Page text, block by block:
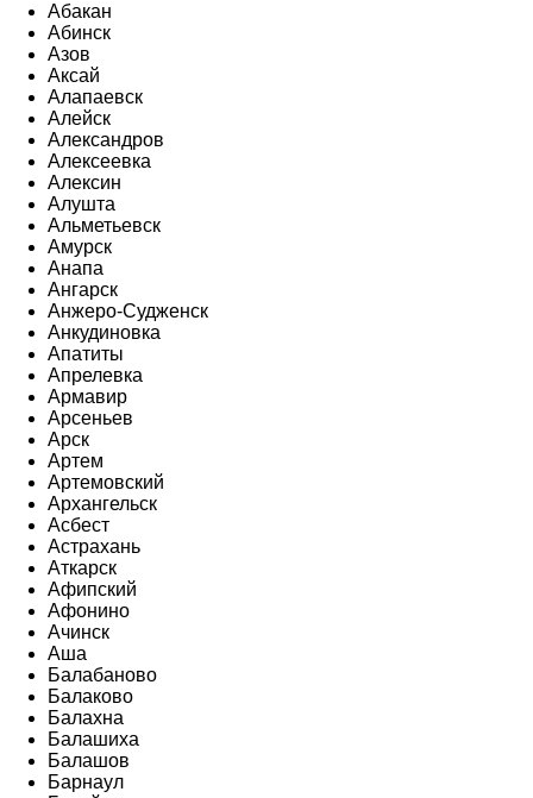
Абакан
Абинск
Азов
Аксай
Алапаевск
Алейск
Александров
Алексеевка
Алексин
Алушта
Альметьевск
Амурск
Анапа
Ангарск
Анжеро-Судженск
Анкудиновка
Апатиты
Апрелевка
Армавир
Арсеньев
Арск
Артем
Артемовский
Архангельск
Асбест
Астрахань
Аткарск
Афипский
Афонино
Ачинск
Аша
Балабаново
Балаково
Балахна
Балашиха
Балашов
Барнаул